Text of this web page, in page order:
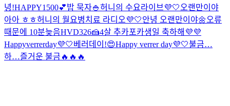
녕!HAPPY1500💕밥 묵자🍚허니의 수요라이브💜🤍 오랜만이야
아아 ㅎㅎ허니의 월요병치료 라디오💜🤍안녕 오랜만이야🌼 오류
때문에 10분늦음HVD326🍰4살 추카포카생일 축하해💜💜
Happyverrerday💜🤍베러데이!😍Happy verrer day💜🤍불금…
하…즐거운 불금🔥🔥🔥